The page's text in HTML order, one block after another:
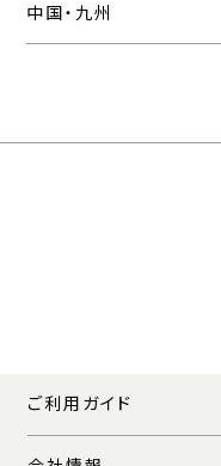
中国・九州
ご利用ガイド